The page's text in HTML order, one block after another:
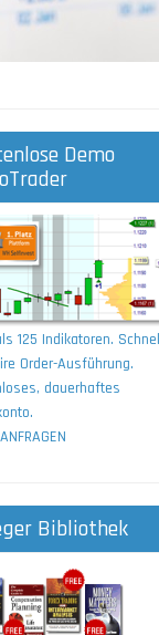
Demo
125 Indikatoren.
Order-Ausführung.
dauerhaftes
Bibliothek